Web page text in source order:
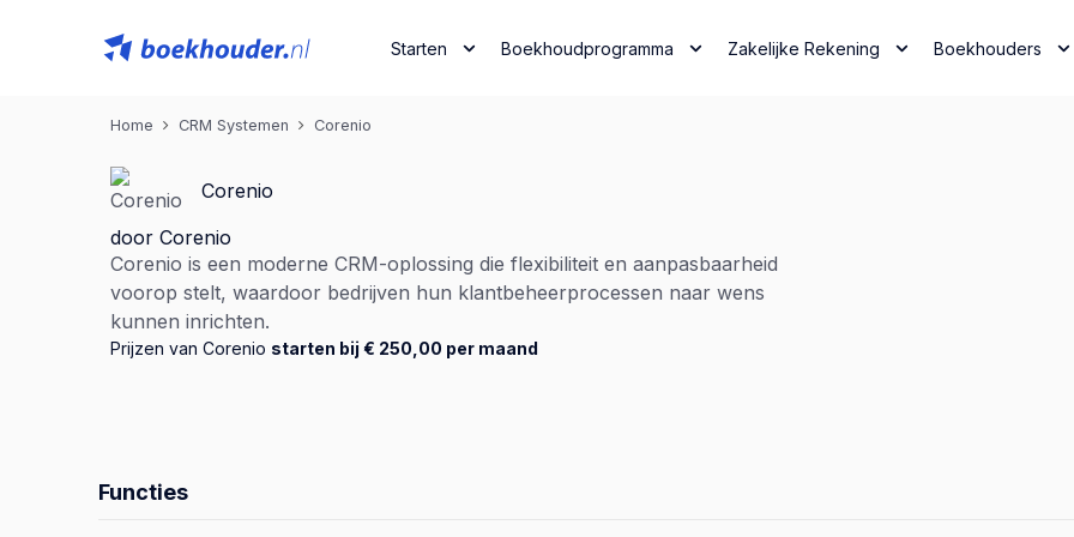
Starten Boekhoudprogramma Zakelijke Rekening Boekhouders
Home CRM Systemen Corenio
Corenio
door Corenio
Corenio is een moderne CRM-oplossing die flexibiliteit en aanpasbaarheid
voorop stelt, waardoor bedrijven hun klantbeheerprocessen naar wens
kunnen inrichten.
Prijzen van Corenio starten bij € 250,00 per maand
Functies